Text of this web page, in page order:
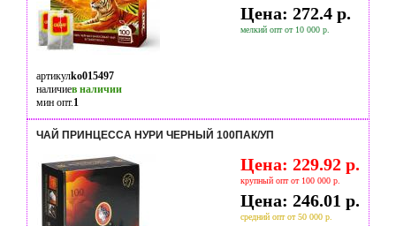
Цена: 272.4 р.
мелкий опт от 10 000 р.
артикулko015497
наличиев наличии
мин опт.1
ЧАЙ ПРИНЦЕССА НУРИ ЧЕРНЫЙ 100ПАК/УП
Цена: 229.92 р.
крупный опт от 100 000 р.
Цена: 246.01 р.
средний опт от 50 000 р.